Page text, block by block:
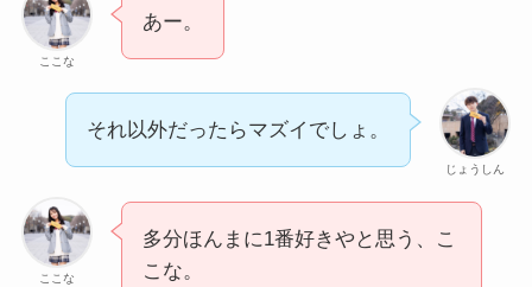
ここな
あー。
じょうしん
それ以外だったらマズイでしょ。
ここな
多分ほんまに1番好きやと思う、こ
こな。